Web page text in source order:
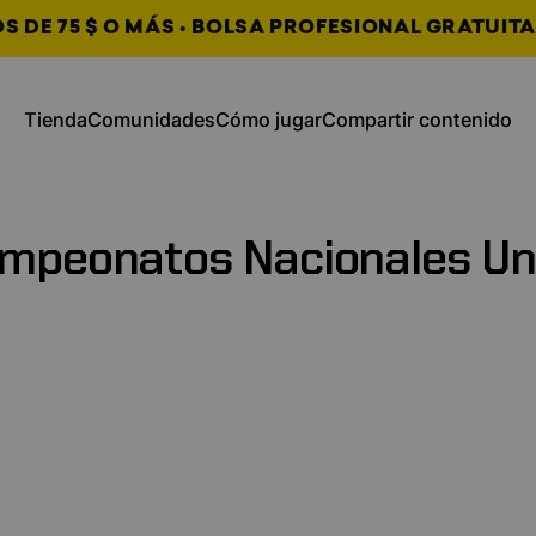
DE 75 $ O MÁS • BOLSA PROFESIONAL
TiendaComunidadesCómo jugarCompartir contenido
Nacionales